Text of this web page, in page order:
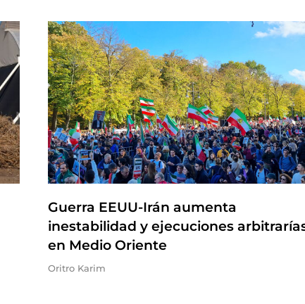
Guerra EEUU-Irán aumenta
inestabilidad y ejecuciones
en Medio Oriente
Oritro Karim